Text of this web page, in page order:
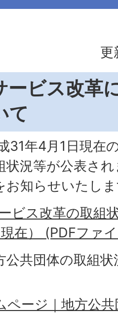
更
ービス改革
て
31年4月1日現在
状況等が公表さ
お知らせいたし
ビス改革の取組
在） (PDFファ
公共団体の取組
ページ｜地方公